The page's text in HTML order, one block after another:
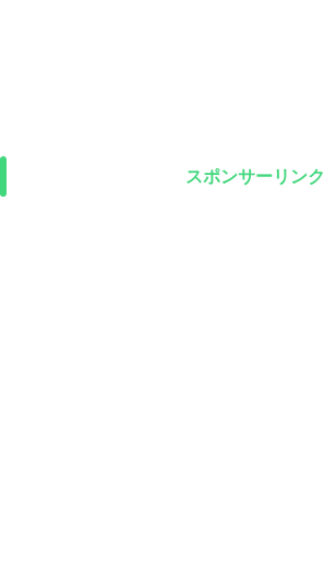
スポンサーリンク